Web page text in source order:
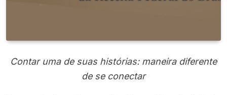
Contar uma de suas histórias: maneira diferente
de se conectar